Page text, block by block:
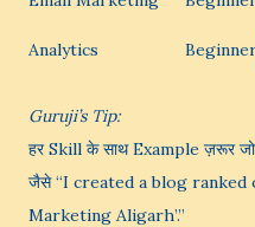
Analytics
Guruji’s Tip:
हर Skill के साथ Example ज़रूर
जैसे “I created a blog
Marketing Aligarh’.”